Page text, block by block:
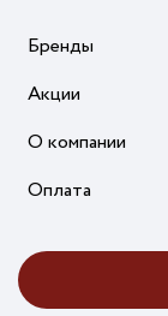
Бренды
Акции
О компании
Оплата